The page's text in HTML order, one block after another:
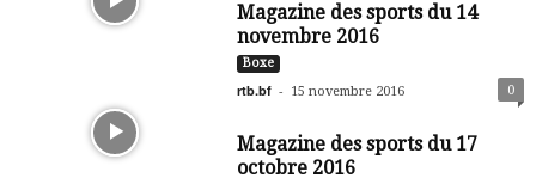
Magazine des sports du 14
novembre 2016
Boxe
rtb.bf - 15 novembre 2016 0
Magazine des sports du 17
octobre 2016